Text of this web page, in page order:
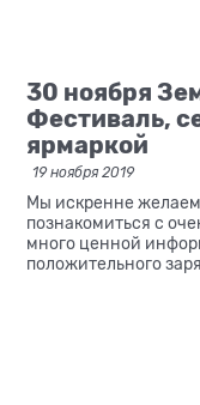
30 ноября
Фестиваль,
ярмаркой
19 ноября 2019
Мы искренне желаем
познакомиться с
много ценной
положительного